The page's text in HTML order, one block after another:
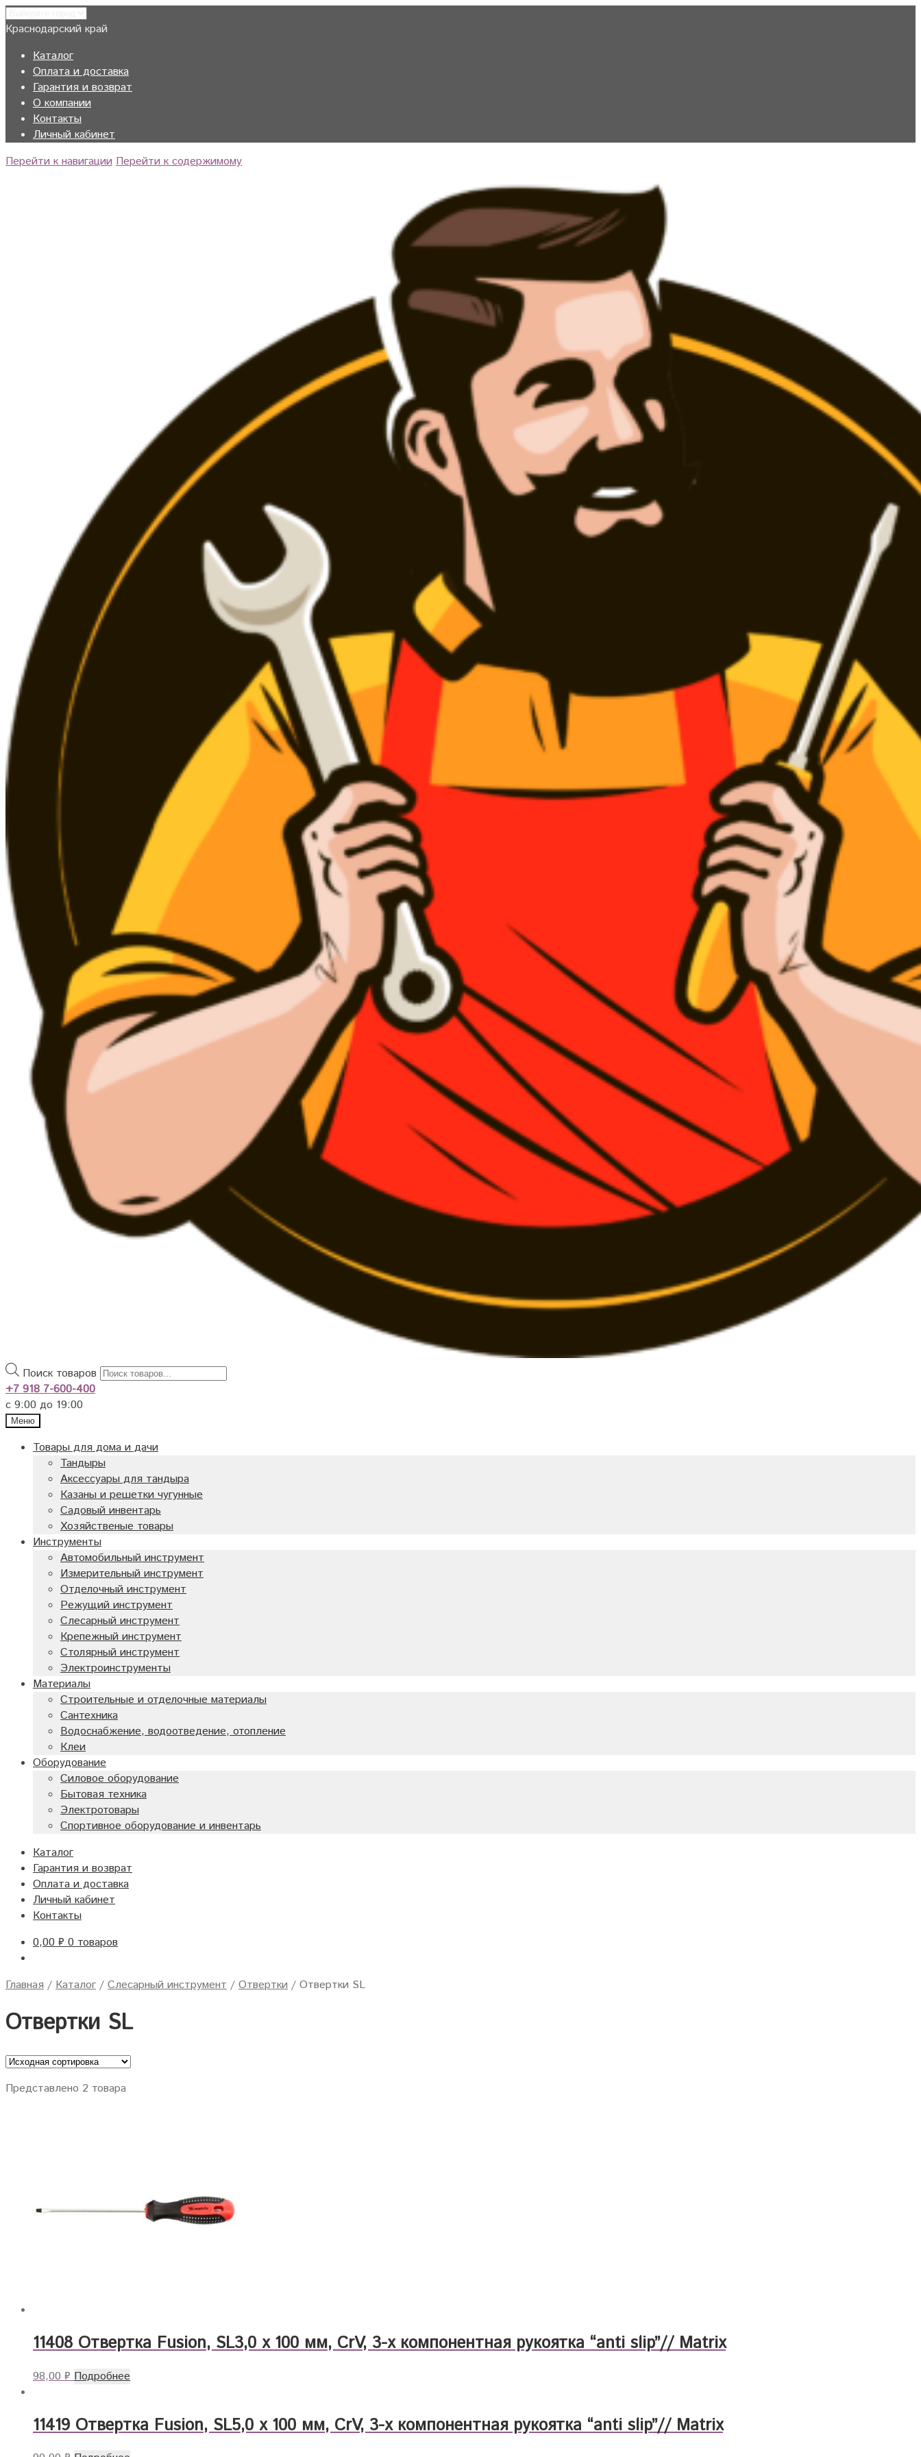
Краснодарский край
Каталог
Оплата и доставка
Гарантия и возврат
О компании
Контакты
Личный кабинет
Перейти к навигации Перейти к содержимому
Поиск товаров
+7 918 7-600-400
с 9:00 до 19:00
Меню
Товары для дома и дачи
Тандыры
Аксессуары для тандыра
Казаны и решетки чугунные
Садовый инвентарь
Хозяйственые товары
Инструменты
Автомобильный инструмент
Измерительный инструмент
Отделочный инструмент
Режущий инструмент
Слесарный инструмент
Крепежный инструмент
Столярный инструмент
Электроинструменты
Материалы
Строительные и отделочные материалы
Сантехника
Водоснабжение, водоотведение, отопление
Клеи
Оборудование
Силовое оборудование
Бытовая техника
Электротовары
Спортивное оборудование и инвентарь
Каталог
Гарантия и возврат
Оплата и доставка
Личный кабинет
Контакты
0,00₽ 0 товаров
Главная / Каталог / Слесарный инструмент / Отвертки / Отвертки SL
Отвертки SL
Представлено 2 товара
11408 Отвертка Fusion, SL3,0 х 100 мм, CrV, 3-х компонентная рукоятка “anti slip”// Matrix
98,00₽ Подробнее
11419 Отвертка Fusion, SL5,0 х 100 мм, CrV, 3-х компонентная рукоятка “anti slip”// Matrix